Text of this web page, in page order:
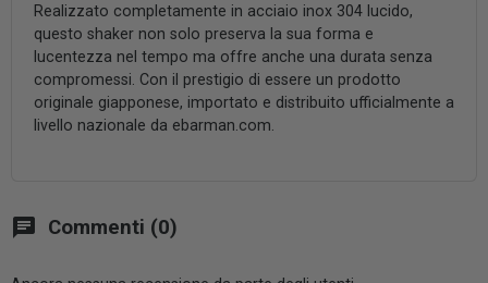
Realizzato completamente in acciaio inox 304 lucido,
questo shaker non solo preserva la sua forma e
lucentezza nel tempo ma offre anche una durata senza
compromessi. Con il prestigio di essere un prodotto
originale giapponese, importato e distribuito ufficialmente a
livello nazionale da ebarman.com.
chat Commenti (0)